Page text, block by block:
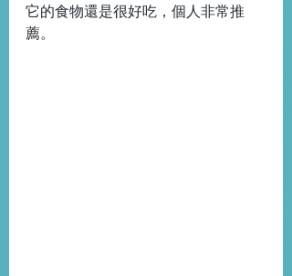
它的食物還是很好吃，個人非常推
薦。